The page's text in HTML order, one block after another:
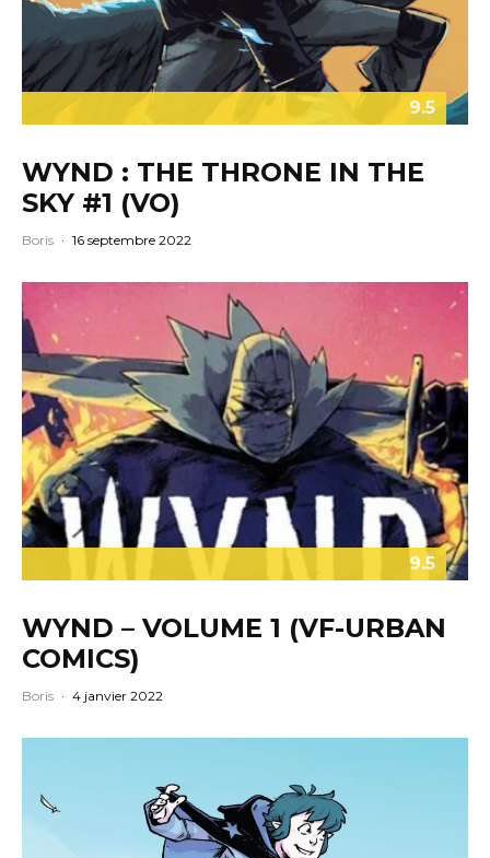
9.5
WYND : THE THRONE IN THE
SKY #1 (VO)
Boris · 16 septembre 2022
9.5
WYND – VOLUME 1 (VF-URBAN
COMICS)
Boris · 4 janvier 2022